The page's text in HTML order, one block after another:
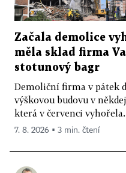
Začala demolice
měla sklad firma
stotunový bagr
Demoliční firma v pátek
výškovou budovu v
která v červenci
7. 8. 2026 ▪ 3 min. čtení